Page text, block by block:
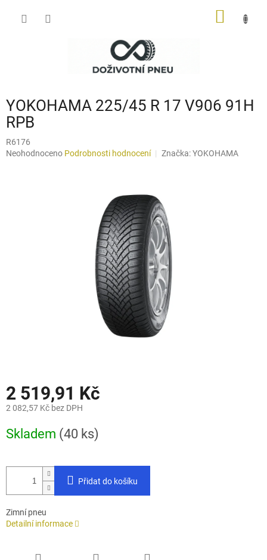
YOKOHAMA 225/45 R 17 V906 91H
RPB
R6176
Průměrné
Neohodnoceno Podrobnosti hodnocení Značka:YOKOHAMA
2 519,91 Kč
2 082,57 Kč bez DPH
cena:
Skladem (40 ks)
Přidat do košíku
Zimní pneu
Detailní informace